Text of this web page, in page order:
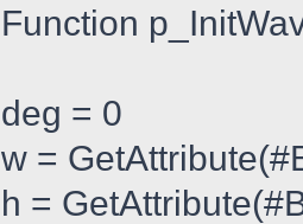
Function
deg = 0
w =
h =